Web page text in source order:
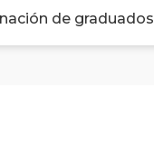
de graduados